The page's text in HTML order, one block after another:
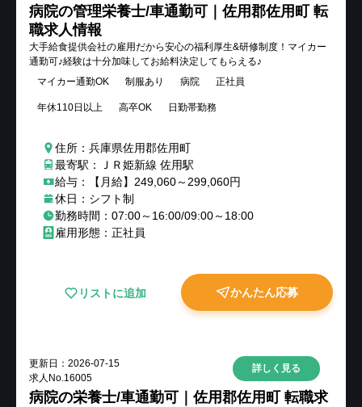
病院の管理栄養士/車通勤可｜佐用郡佐用町 転
職求人情報
大手給食提供会社の雇用だから安心の福利厚生&研修制度！マイカー
通勤可♪経験は十分加味してお給料決定してもらえる♪
マイカー通勤OK
制服あり 病院 正社員
年休110日以上 高卒OK 日勤帯勤務
住所：兵庫県佐用郡佐用町
最寄駅：ＪＲ姫新線 佐用駅
給与：【月給】249,060～299,060円
休日：シフト制
勤務時間：07:00～16:00/09:00～18:00
雇用形態：正社員
リストに追加 かんたん応募
更新日： 2026-07-15
求人No.16005
詳しく見る
病院の栄養士/車通勤可｜佐用郡佐用町 転職求